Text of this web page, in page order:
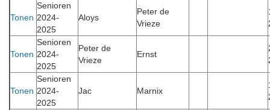
Tonen
Senioren
2024-
2025
Aloys
Peter de
Vrieze
Tonen
Senioren
2024-
2025
Peter de
Vrieze
Ernst
Tonen
Senioren
2024-
2025
Jac Marnix